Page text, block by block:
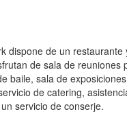
dispone de un
de sala de
baile, sala de
de catering,
servicio de conserje.